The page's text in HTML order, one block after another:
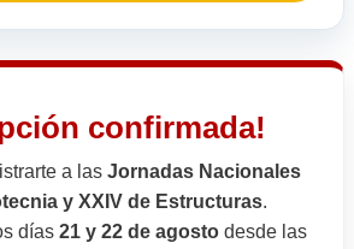
confirmada!
a las Jornadas Nacionales
y XXIV de Estructuras.
días 21 y 22 de agostodesde las